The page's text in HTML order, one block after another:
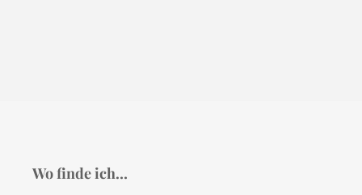
Wo finde ich…